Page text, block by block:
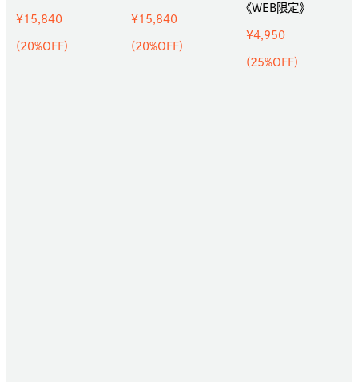
¥15,840
(20%OFF)
¥15,840
(20%OFF)
《WEB限定》
¥4,950
(25%OFF)